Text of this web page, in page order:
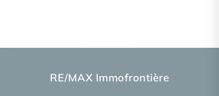
RE/MAX Immofrontière